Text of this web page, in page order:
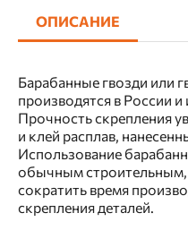
ОПИСАНИЕ
Барабанные гвозди или
производятся в России
Прочность скрепления
и клей расплав,
Использование
обычным строительным,
сократить время
скрепления деталей.